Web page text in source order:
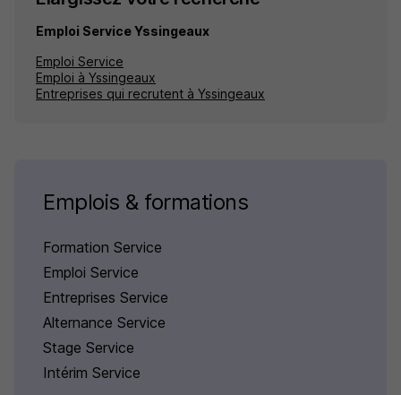
Emploi Service Yssingeaux
Emploi Service
Emploi à Yssingeaux
Entreprises qui recrutent à Yssingeaux
Emplois & formations
Formation Service
Emploi Service
Entreprises Service
Alternance Service
Stage Service
Intérim Service